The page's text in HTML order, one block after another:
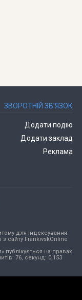
ЗВОРОТНІЙ ЗВ’ЯЗОК
Додати подію
Додати заклад
Реклама
для індексування
з сайту FrankivskOnline
публікується на правах
76, секунд: 0,153